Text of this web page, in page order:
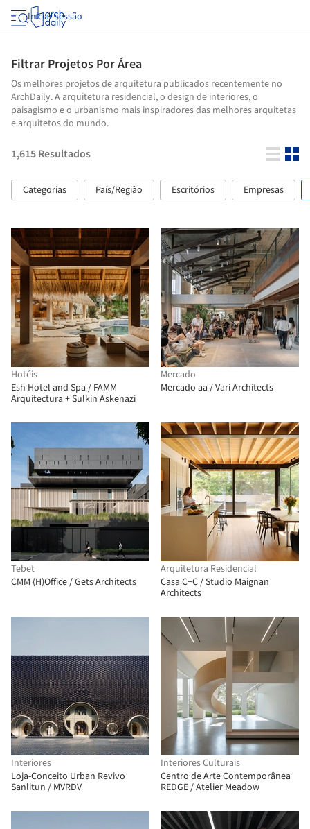
Iniciar sessão
Filtrar Projetos Por Área
Os melhores projetos de arquitetura publicados recentemente no
ArchDaily. A arquitetura residencial, o design de interiores, o
paisagismo e o urbanismo mais inspiradores das melhores arquitetas
e arquitetos do mundo.
1,615Resultados
Categorias País/Região Escritórios Empresas
Hotéis
Esh Hotel and Spa / FAMM
Arquitectura + Sulkin Askenazi
Mercado
Mercado aa / Vari Architects
Tebet
CMM (H)Office / Gets Architects
Arquitetura Residencial
Casa C+C / Studio Maignan
Architects
Interiores
Loja-Conceito Urban Revivo
Sanlitun / MVRDV
Interiores Culturais
Centro de Arte Contemporânea
REDGE / Atelier Meadow